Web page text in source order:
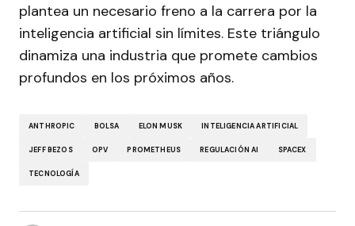
plantea un necesario freno a la carrera por la
inteligencia artificial sin límites. Este triángulo
dinamiza una industria que promete cambios
profundos en los próximos años.
ANTHROPIC BOLSA ELON MUSK INTELIGENCIA ARTIFICIAL
JEFF BEZOS OPV PROMETHEUS REGULACIÓN AI SPACEX
TECNOLOGÍA